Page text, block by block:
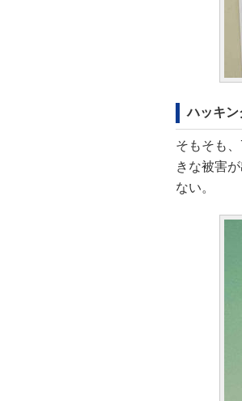
ハッキン
そもそも
きな被害
ない。